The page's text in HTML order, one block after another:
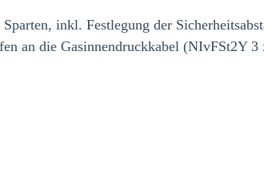
inkl. Festlegung der
an die Gasinnendruckkabel (NIvFSt2Y